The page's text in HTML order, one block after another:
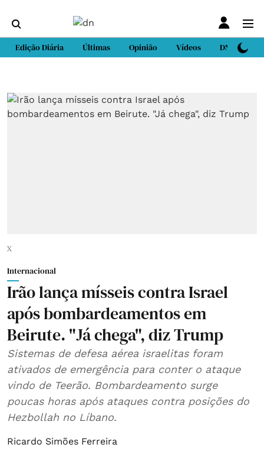
Edição Diária Últimas Opinião Vídeos DN Sport
X
Internacional
Irão lança mísseis contra Israel
após bombardeamentos em
Beirute. "Já chega", diz Trump
Sistemas de defesa aérea israelitas foram
ativados de emergência para conter o ataque
vindo de Teerão. Bombardeamento surge
poucas horas após ataques contra posições do
Hezbollah no Líbano.
Ricardo Simões Ferreira